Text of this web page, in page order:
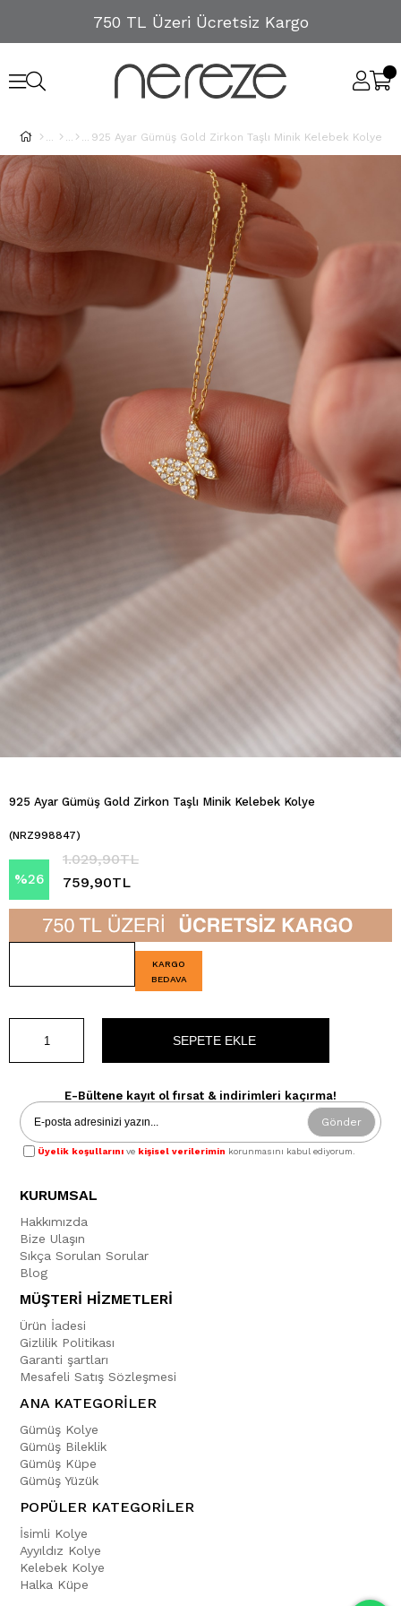
750 TL Üzeri Ücretsiz Kargo
925 Ayar Gümüş Gold Zirkon Taşlı Minik Kelebek Kolye
925 Ayar Gümüş Gold Zirkon Taşlı Minik Kelebek Kolye
(NRZ998847)
%26
İndirim
1.029,90TL
759,90TL
KARGO
BEDAVA
E-Bültene kayıt ol fırsat & indirimleri kaçırma!
Gönder
Üyelik koşullarını ve kişisel verilerimin korunmasını kabul ediyorum.
KURUMSAL
Hakkımızda
Bize Ulaşın
Sıkça Sorulan Sorular
Blog
MÜŞTERİ HİZMETLERİ
Ürün İadesi
Gizlilik Politikası
Garanti şartları
Mesafeli Satış Sözleşmesi
ANA KATEGORİLER
Gümüş Kolye
Gümüş Bileklik
Gümüş Küpe
Gümüş Yüzük
POPÜLER KATEGORİLER
İsimli Kolye
Ayyıldız Kolye
Kelebek Kolye
Halka Küpe